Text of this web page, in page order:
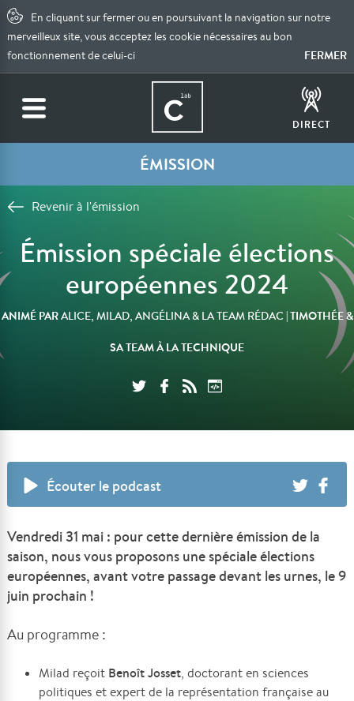
En cliquant sur fermer ou en poursuivant la navigation sur notre
merveilleux site, vous acceptez les cookie nécessaires au bon
fonctionnement de celui-ci
FERMER
DIRECT
ÉMISSION
Revenir à l'émission
Émission spéciale élections
européennes 2024
ANIMÉ PARALICE, MILAD, ANGÉLINA & LA TEAM RÉDAC | TIMOTHÉE &
SA TEAM À LA TECHNIQUE
Écouter le podcast
Vendredi 31 mai : pour cette dernière émission de la
saison, nous vous proposons une spéciale élections
européennes, avant votre passage devant les urnes, le 9
juin prochain !
Au programme :
Milad reçoit Benoît Josset, doctorant en sciences
politiques et expert de la représentation française au